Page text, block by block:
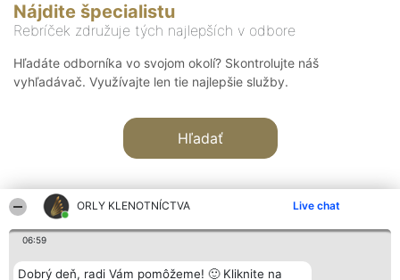
ORLY KLENOTNÍCTVA Live chat
06:59
Dobrý deň, radi Vám pomôžeme! 🙂 Kliknite na
Nájdite špecialistu
Rebríček združuje tých najlepších v odbore
Hľadáte odborníka vo svojom okolí? Skontrolujte náš
vyhľadávač. Využívajte len tie najlepšie služby.
Hľadať
Organizátor hodnotenia Hodnotenie Kontakt